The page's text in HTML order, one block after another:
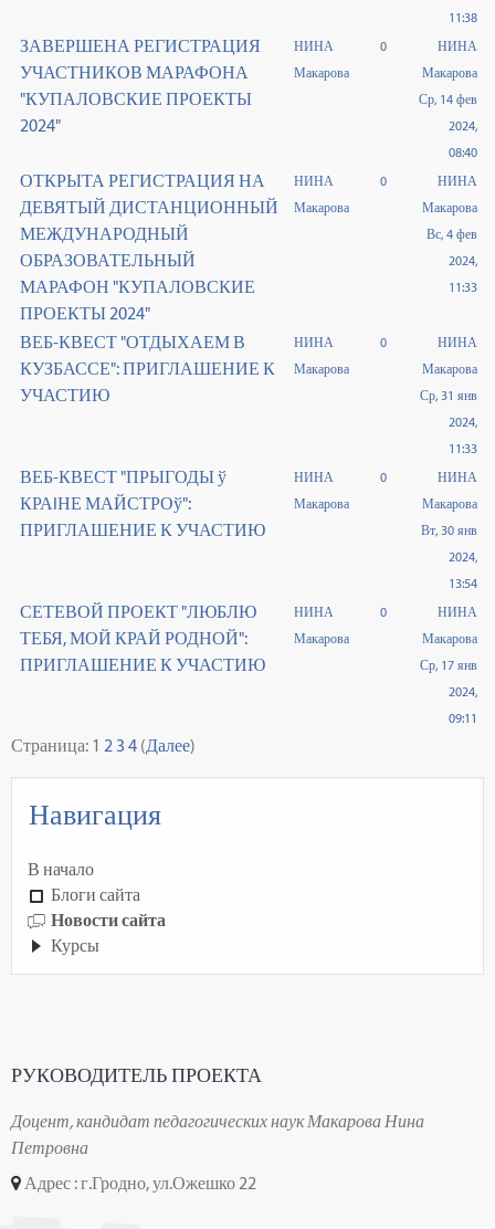
11:38
ЗАВЕРШЕНА РЕГИСТРАЦИЯ
УЧАСТНИКОВ МАРАФОНА
"КУПАЛОВСКИЕ ПРОЕКТЫ
2024"
НИНА
Макарова
0
НИНА
Макарова
Ср, 14 фев
2024,
08:40
ОТКРЫТА РЕГИСТРАЦИЯ НА
ДЕВЯТЫЙ ДИСТАНЦИОННЫЙ
МЕЖДУНАРОДНЫЙ
ОБРАЗОВАТЕЛЬНЫЙ
МАРАФОН "КУПАЛОВСКИЕ
ПРОЕКТЫ 2024"
НИНА
Макарова
0
НИНА
Макарова
Вс, 4 фев
2024,
11:33
ВЕБ-КВЕСТ "ОТДЫХАЕМ В
КУЗБАССЕ": ПРИГЛАШЕНИЕ К
УЧАСТИЮ
НИНА
Макарова
0
НИНА
Макарова
Ср, 31 янв
2024,
11:33
ВЕБ-КВЕСТ "ПРЫГОДЫ ў
КРАIНЕ МАЙСТРОў":
ПРИГЛАШЕНИЕ К УЧАСТИЮ
НИНА
Макарова
0
НИНА
Макарова
Вт, 30 янв
2024,
13:54
СЕТЕВОЙ ПРОЕКТ "ЛЮБЛЮ
ТЕБЯ, МОЙ КРАЙ РОДНОЙ":
ПРИГЛАШЕНИЕ К УЧАСТИЮ
НИНА
Макарова
0
НИНА
Макарова
Ср, 17 янв
2024,
09:11
Страница: 1 2 3 4 (Далее)
Навигация
В начало
Блоги сайта
Новости сайта
Курсы
РУКОВОДИТЕЛЬ ПРОЕКТА
Доцент, кандидат педагогических наук Макарова Нина
Петровна
Адрес : г.Гродно, ул.Ожешко 22